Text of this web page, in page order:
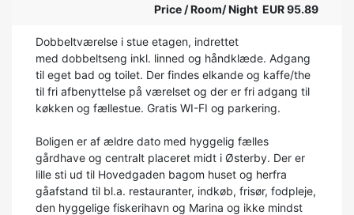
Price / Room/ Night EUR 95.89
Dobbeltværelse i stue etagen, indrettet
med dobbeltseng inkl. linned og håndklæde. Adgang
til eget bad og toilet. Der findes elkande og kaffe/the
til fri afbenyttelse på værelset og der er fri adgang til
køkken og fællestue. Gratis WI-FI og parkering.
Boligen er af ældre dato med hyggelig fælles
gårdhave og centralt placeret midt i Østerby. Der er
lille sti ud til Hovedgaden bagom huset og herfra
gåafstand til bl.a. restauranter, indkøb, frisør, fodpleje,
den hyggelige fiskerihavn og Marina og ikke mindst